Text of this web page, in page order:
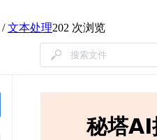
/文本处理202 次浏览